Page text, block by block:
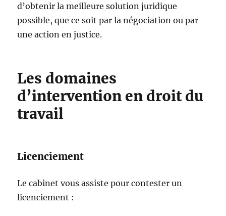
d’obtenir la meilleure solution juridique
possible, que ce soit par la négociation ou par
une action en justice.
Les domaines
d’intervention en droit du
travail
Licenciement
Le cabinet vous assiste pour contester un
licenciement :